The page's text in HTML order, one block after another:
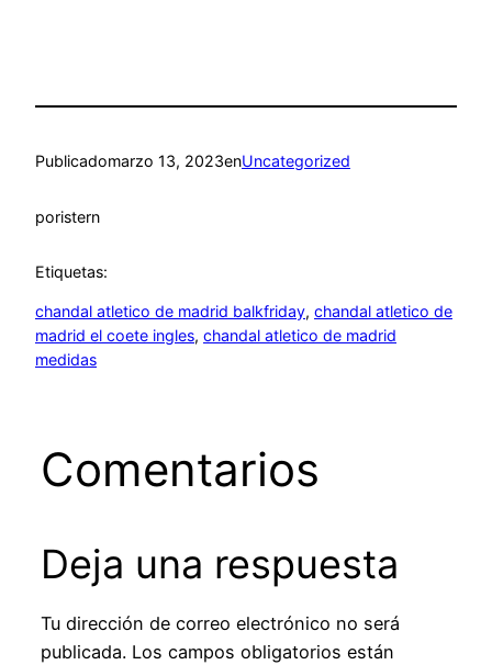
Publicadomarzo 13, 2023enUncategorized
poristern
Etiquetas:
chandal atletico de madrid balkfriday, chandal atletico de
madrid el coete ingles, chandal atletico de madrid
medidas
Comentarios
Deja una respuesta
Tu dirección de correo electrónico no será
publicada. Los campos obligatorios están